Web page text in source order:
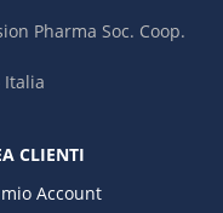
Pharma Soc. Coop.
It​alia
CLIENTI
Account